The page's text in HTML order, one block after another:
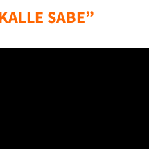
SABE”